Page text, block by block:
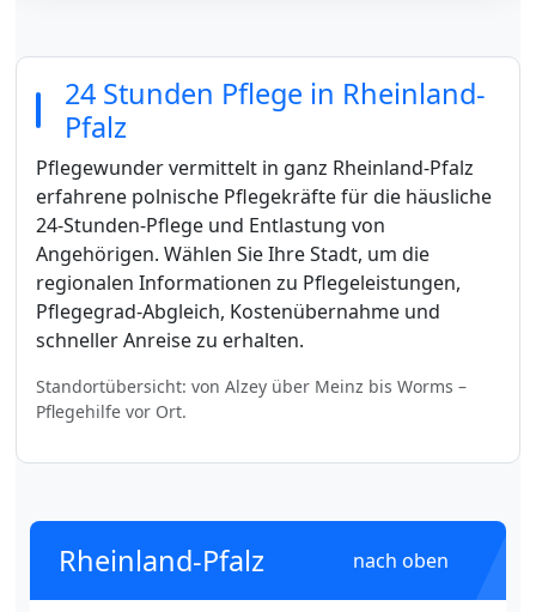
24 Stunden Pflege in Rheinland-
Pfalz
Pflegewunder vermittelt in ganz Rheinland-Pfalz
erfahrene polnische Pflegekräfte für die häusliche
24-Stunden-Pflege und Entlastung von
Angehörigen. Wählen Sie Ihre Stadt, um die
regionalen Informationen zu Pflegeleistungen,
Pflegegrad-Abgleich, Kostenübernahme und
schneller Anreise zu erhalten.
Standortübersicht: von Alzey über Meinz bis Worms –
Pflegehilfe vor Ort.
Rheinland-Pfalz nach oben